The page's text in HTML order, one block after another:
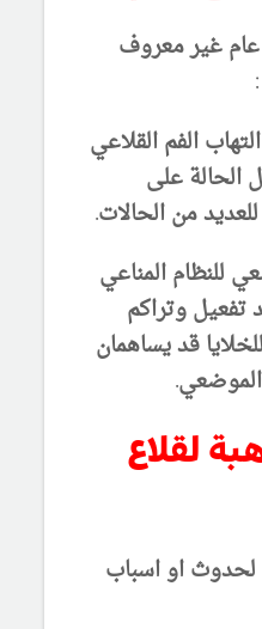
غير معروف
الفم القلاعي
الحالة على
من الحالات.
للنظام المناعي
تفعيل وتراكم
قد يساهمان
لقلاع
لحدوث او اسباب